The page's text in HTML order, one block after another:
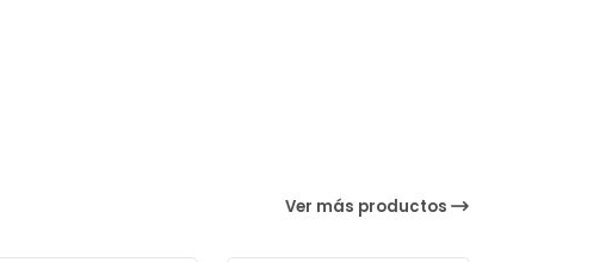
Ver más productos